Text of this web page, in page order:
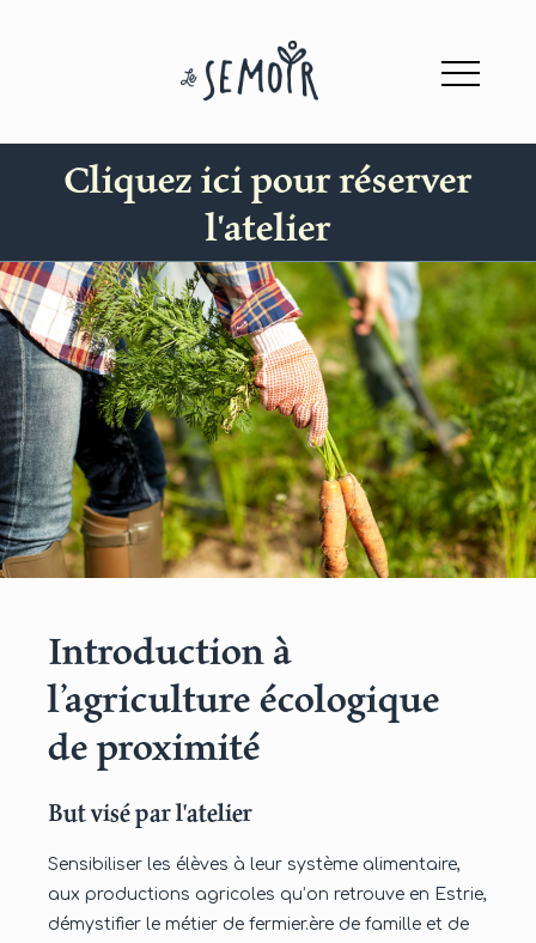
Cliquez ici pour réserver
l'atelier
Introduction à
l’agriculture écologique
de proximité
But visé par l'atelier
Sensibiliser les élèves à leur système alimentaire,
aux productions agricoles qu’on retrouve en Estrie,
démystifier le métier de fermier.ère de famille et de